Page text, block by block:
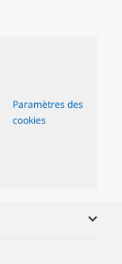
Paramètres des
cookies